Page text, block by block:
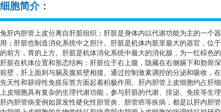
细胞简介：
兔肝内胆管上皮分离自肝脏组织；肝脏是身体内以代谢功能为主的一个
用；肝脏也制造消化系统中之胆汁。肝脏是机体内脏里最大的器官，位
的前方，胃的上方。肝脏是机体消化系统中最大的消化腺，为一红棕色的
肝脏在机体位置和形态结构：肝脏位于右上腹，隐藏在右侧膈下和肋骨
前壁，肝上面则与膈及腹前壁相接。通过控制激素调控的分泌和吸收，
先天性和获得性免疫应答方面起着积极作用。肝内胆管上皮细胞约占肝
上皮细胞具有复杂的生理代谢功能，参与肝脏的代谢、排泌、免疫等生
肝内胆管病变例如原发性硬化性胆管炎、胆管癌等疾病，都是以肝内胆